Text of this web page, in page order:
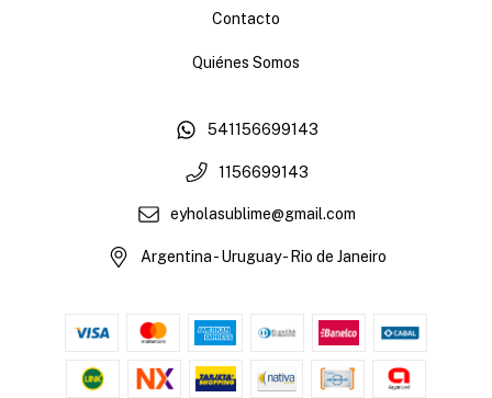
Contacto
Quiénes Somos
541156699143
1156699143
eyholasublime@gmail.com
Argentina - Uruguay - Rio de Janeiro